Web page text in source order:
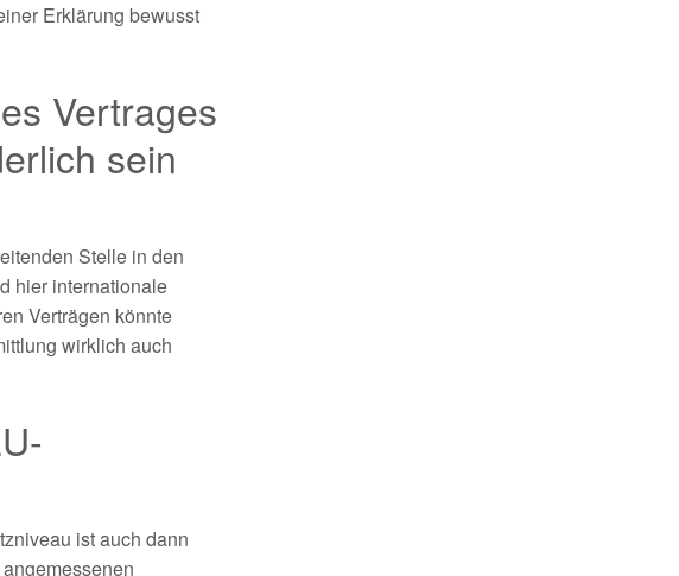
Erklärung bewusst
Vertrages
sein
Stelle in den
hier internationale
Verträgen könnte
wirklich auch
ist auch dann